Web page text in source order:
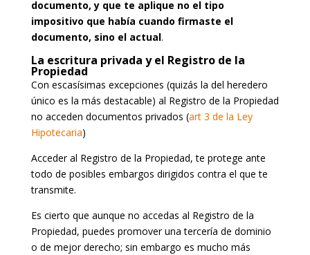
documento, y que te aplique no el tipo
impositivo que había cuando firmaste el
documento, sino el actual.
La escritura privada y el Registro de la
Propiedad
Con escasísimas excepciones (quizás la del heredero
único es la más destacable) al Registro de la Propiedad
no acceden documentos privados (art 3 de la Ley
Hipotecaria)
Acceder al Registro de la Propiedad, te protege ante
todo de posibles embargos dirigidos contra el que te
transmite.
Es cierto que aunque no accedas al Registro de la
Propiedad, puedes promover una tercería de dominio
o de mejor derecho; sin embargo es mucho más